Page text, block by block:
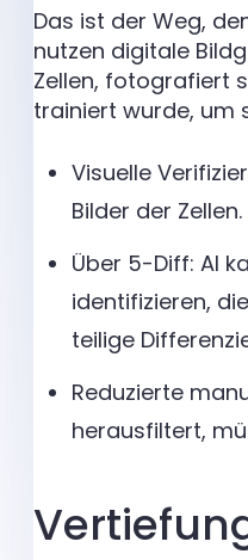
Das ist der Weg,
nutzen digitale
Zellen, fotografiert
trainiert wurde, um
Visuelle
Bilder der
Über 5-Diff: AI
identifizieren,
teilige
Reduzierte
herausfiltert,